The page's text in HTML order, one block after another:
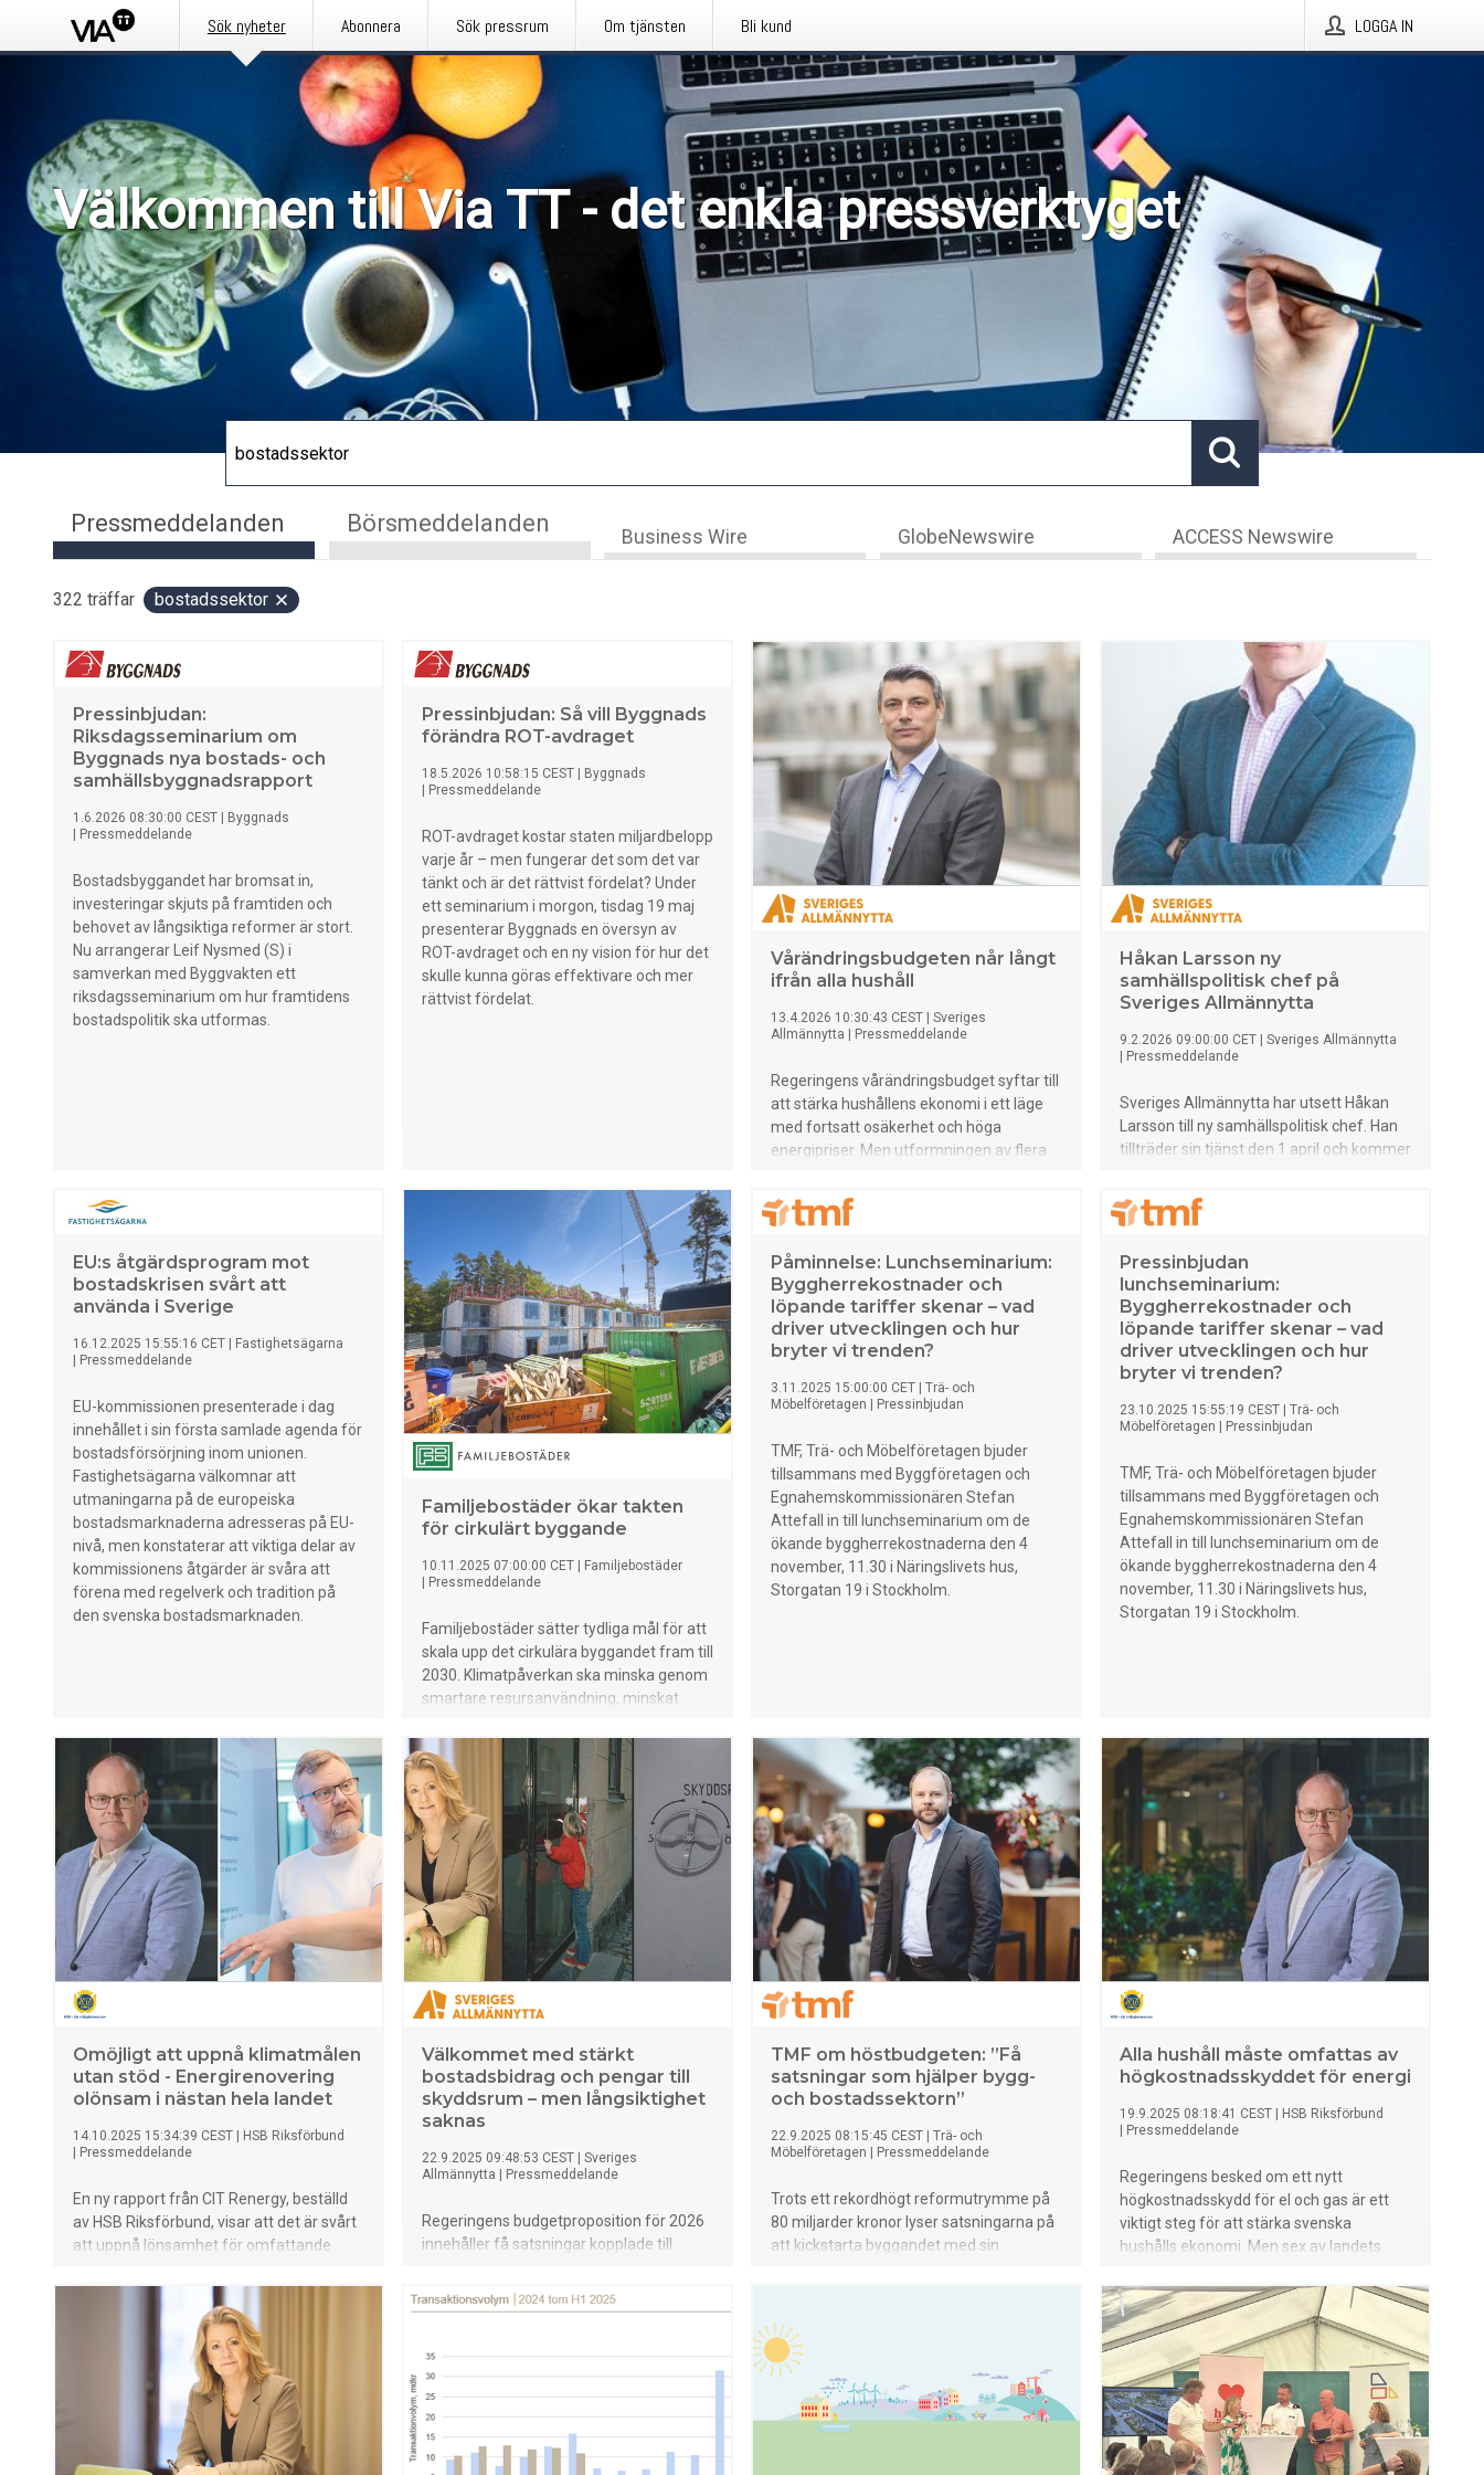
Sök nyheter Abonnera Sök pressrum Om tjänsten Bli kund LOGGA IN
Välkommen till Via TT - det enkla pressverktyget
Pressmeddelanden Börsmeddelanden Business Wire GlobeNewswire ACCESS Newswire
322 träffar bostadssektor
Pressinbjudan:
Riksdagsseminarium om
Byggnads nya bostads- och
samhällsbyggnadsrapport
1.6.2026 08:30:00 CEST
Byggnads
Pressmeddelande
Bostadsbyggandet har bromsat in,
investeringar skjuts på framtiden och
behovet av långsiktiga reformer är stort.
Nu arrangerar Leif Nysmed (S) i
samverkan med Byggvakten ett
riksdagsseminarium om hur framtidens
bostadspolitik ska utformas.
Pressinbjudan: Så vill Byggnads
förändra ROT-avdraget
18.5.2026 10:58:15 CEST
Byggnads
Pressmeddelande
ROT-avdraget kostar staten miljardbelopp
varje år – men fungerar det som det var
tänkt och är det rättvist fördelat? Under
ett seminarium i morgon, tisdag 19 maj
presenterar Byggnads en översyn av
ROT-avdraget och en ny vision för hur det
skulle kunna göras effektivare och mer
rättvist fördelat.
Vårändringsbudgeten når långt
ifrån alla hushåll
13.4.2026 10:30:43 CEST
Sveriges
Allmännytta
Pressmeddelande
Regeringens vårändringsbudget syftar till
att stärka hushållens ekonomi i ett läge
med fortsatt osäkerhet och höga
energipriser. Men utformningen av flera
praktiken fördelas efter boendeform och
når därmed inte alla hushåll.
Håkan Larsson ny
samhällspolitisk chef på
Sveriges Allmännytta
9.2.2026 09:00:00 CET
Sveriges Allmännytta
Pressmeddelande
Sveriges Allmännytta har utsett Håkan
Larsson till ny samhällspolitisk chef. Han
tillträder sin tjänst den 1 april och kommer
chef på Villaägarna.
EU:s åtgärdsprogram mot
bostadskrisen svårt att
använda i Sverige
16.12.2025 15:55:16 CET
Fastighetsägarna
Pressmeddelande
EU-kommissionen presenterade i dag
innehållet i sin första samlade agenda för
bostadsförsörjning inom unionen.
Fastighetsägarna välkomnar att
utmaningarna på de europeiska
bostadsmarknaderna adresseras på EU-
nivå, men konstaterar att viktiga delar av
kommissionens åtgärder är svåra att
förena med regelverk och tradition på
den svenska bostadsmarknaden.
Familjebostäder ökar takten
för cirkulärt byggande
10.11.2025 07:00:00 CET
Familjebostäder
Pressmeddelande
Familjebostäder sätter tydliga mål för att
skala upp det cirkulära byggandet fram till
2030. Klimatpåverkan ska minska genom
smartare resursanvändning, minskat
Påminnelse: Lunchseminarium:
Byggherrekostnader och
löpande tariffer skenar – vad
driver utvecklingen och hur
bryter vi trenden?
3.11.2025 15:00:00 CET
Trä- och
Möbelföretagen
Pressinbjudan
TMF, Trä- och Möbelföretagen bjuder
tillsammans med Byggföretagen och
Egnahemskommissionären Stefan
Attefall in till lunchseminarium om de
ökande byggherrekostnaderna den 4
november, 11.30 i Näringslivets hus,
Storgatan 19 i Stockholm.
Pressinbjudan
lunchseminarium:
Byggherrekostnader och
löpande tariffer skenar – vad
driver utvecklingen och hur
bryter vi trenden?
23.10.2025 15:55:19 CEST
Trä- och
Möbelföretagen
Pressinbjudan
TMF, Trä- och Möbelföretagen bjuder
tillsammans med Byggföretagen och
Egnahemskommissionären Stefan
Attefall in till lunchseminarium om de
ökande byggherrekostnaderna den 4
november, 11.30 i Näringslivets hus,
Storgatan 19 i Stockholm.
Omöjligt att uppnå klimatmålen
utan stöd - Energirenovering
olönsam i nästan hela landet
14.10.2025 15:34:39 CEST
HSB Riksförbund
Pressmeddelande
En ny rapport från CIT Renergy, beställd
av HSB Riksförbund, visar att det är svårt
att uppnå lönsamhet för omfattande
krav på omställning från Sveriges
regering och EU, men i praktiken är
investeringskostnaderna så höga att det
är företagsekonomiskt olönsamt i hela
landet, säger Mikael Rosén, energiexpert
HSB. Studien som genomförts av CIT
Renergy, ett helägt dotterbolag till
Stiftelsen Chalmers Industriteknik med
Välkommet med stärkt
bostadsbidrag och pengar till
skyddsrum – men långsiktighet
saknas
22.9.2025 09:48:53 CEST
Sveriges
Allmännytta
Pressmeddelande
Regeringens budgetproposition för 2026
innehåller få satsningar kopplade till
Allmännytta välkomnar höjningen av
bostadsbidraget och extra resurser till
långsiktigt bostadspolitiskt perspektiv i en
tid då många bostadsföretag pressas
TMF om höstbudgeten: ”Få
satsningar som hjälper bygg-
och bostadssektorn”
22.9.2025 08:15:45 CEST
Trä- och
Möbelföretagen
Pressmeddelande
Trots ett rekordhögt reformutrymme på
80 miljarder kronor lyser satsningarna på
att kickstarta byggandet med sin
bostadssektorn går på knäna hade
regeringen behövt rikta insatserna där
det verkligen gör skillnad och få igång
nyproduktion och renovering", säger
TMF:s vd Erik Haara.
Alla hushåll måste omfattas av
högkostnadsskyddet för energi
19.9.2025 08:18:41 CEST
HSB Riksförbund
Pressmeddelande
Regeringens besked om ett nytt
högkostnadsskydd för el och gas är ett
viktigt steg för att stärka svenska
hushålls ekonomi. Men sex av landets
bostadssektorn, Sveriges Allmännytta,
Fastighetsägarna, Bostadsrätterna, HSB,
Hyresgästföreningen och Riksbyggen
uppmanar nu regeringen i ett öppet brev
att säkerställa att stödet når alla hushåll –
oavsett boendeform. Det tidigare
gasprisstödet var utformat så att många
hushåll föll utanför, framför allt de som